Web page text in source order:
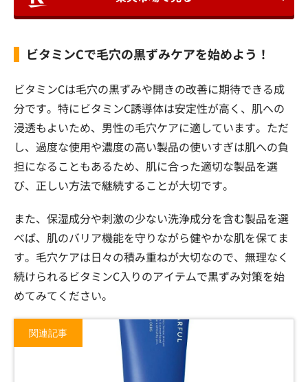
ビタミンCで毛穴の黒ずみケアを始めよう！
ビタミンCは毛穴の黒ずみや開きの改善に期待できる成
分です。特にビタミンC誘導体は安定性が高く、肌への
浸透もよいため、男性の毛穴ケアに適しています。ただ
し、過度な使用や濃度の高い製品の使いすぎは肌への負
担になることもあるため、肌に合った適切な製品を選
び、正しい方法で継続することが大切です。
また、保湿成分や刺激の少ない洗浄成分を含む製品を選
べば、肌のバリア機能を守りながら健やかな肌を保てま
す。毛穴ケアは日々の積み重ねが大切なので、無理なく
続けられるビタミンC入りのアイテムで黒ずみ対策を始
めてみてください。